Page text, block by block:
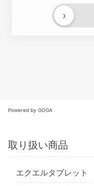
›
Powered by GOGA
取り扱い商品
エクエルタブレット